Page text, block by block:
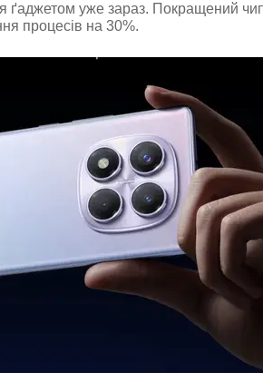
ґаджетом уже зараз. Покращений
процесів на 30%.